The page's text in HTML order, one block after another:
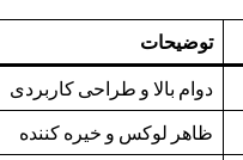
توضیحات
دوام بالا و طراحی کاربردی
ظاهر لوکس و خیره کننده